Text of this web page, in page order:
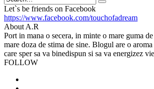
Search
Let`s be friends on Facebook
https://www.facebook.com/touchofadream
About A.R
Port in mana o secera, in minte o mare guma
mare doza de stima de sine. Blogul are o
care sper sa va binedispun si sa va energizez
FOLLOW